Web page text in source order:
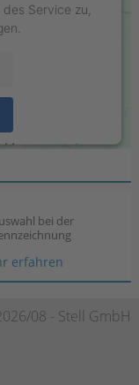
Service zu,
bei der
erfahren
bei
08 - Stell GmbH